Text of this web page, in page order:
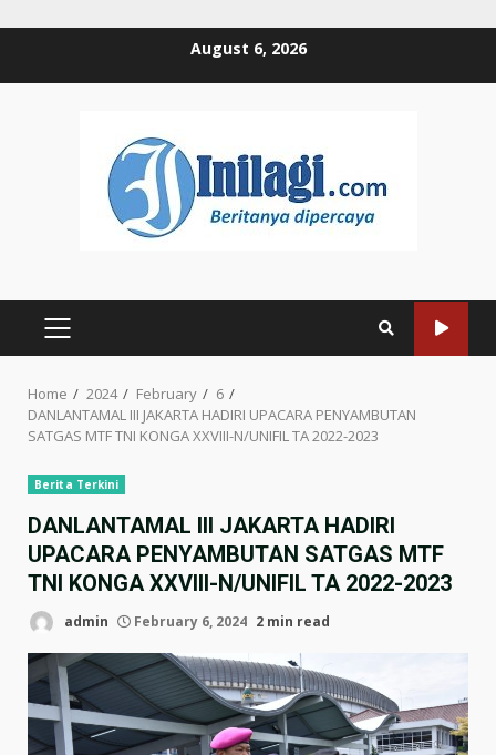
August 6, 2026
PRIMARY
Home 2024 February
6
DANLANTAMAL III JAKARTA HADIRI UPACARA PENYAMBUTAN
SATGAS MTF TNI KONGA XXVIII-N/UNIFIL TA 2022-2023
Berita Terkini
DANLANTAMAL III JAKARTA HADIRI
UPACARA PENYAMBUTAN SATGAS MTF
TNI KONGA XXVIII-N/UNIFIL TA 2022-2023
admin February 6, 2024 2 min read